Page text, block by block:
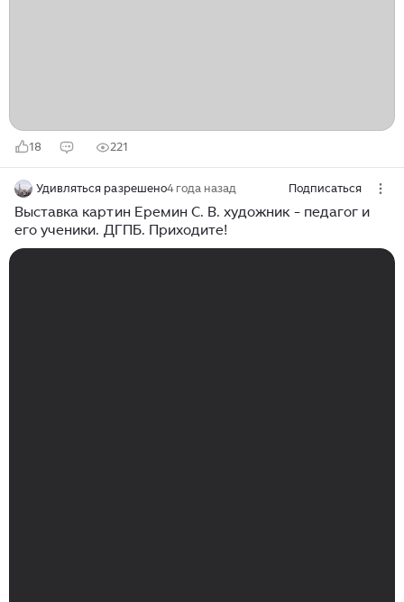
18 221
Удивляться разрешено4 года назад Подписаться
Выставка картин Еремин С. В. художник - педагог и
его ученики. ДГПБ. Приходите!